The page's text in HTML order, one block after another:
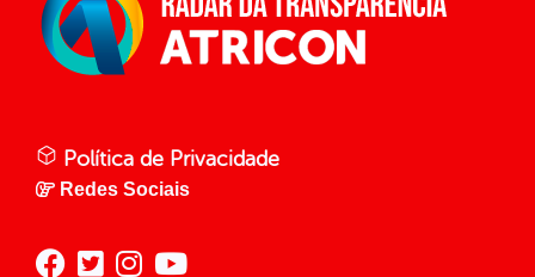
Política de Privacidade
Redes Sociais